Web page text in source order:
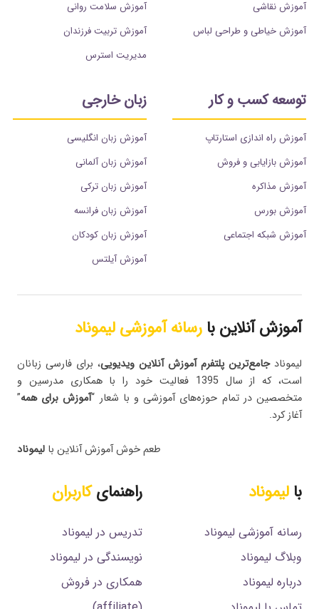
آموزش نقاشی
آموزش خیاطی و طراحی لباس
آموزش سلامت روانی
آموزش تربیت فرزندان
مدیریت استرس
توسعه کسب و کار
آموزش راه اندازی استارتاپ
آموزش بازایابی و فروش
آموزش مذاکره
آموزش بورس
آموزش شبکه اجتماعی
زبان خارجی
آموزش زبان انگلیسی
آموزش زبان آلمانی
آموزش زبان ترکی
آموزش زبان فرانسه
آموزش زبان کودکان
آموزش آیلتس
آموزش آنلاین بارسانه آموزشی لیموناد
لیمونادجامع‌ترین پلتفرم‌ آموزش آنلاین ویدیویی، برای فارسی زبانان
است، که از سال 1395 فعالیت خود را با همکاری مدرسین و
متخصصین در تمام حوزه‌های آموزشی و با شعار “آموزش برای همه”
آغاز کرد.
طعم خوش آموزش آنلاین با لیموناد
بالیموناد
رسانه آموزشی لیموناد
وبلاگ لیموناد
درباره لیموناد
راهنمایکاربران
تدریس در لیموناد
نویسندگی در لیموناد
همکاری در فروش